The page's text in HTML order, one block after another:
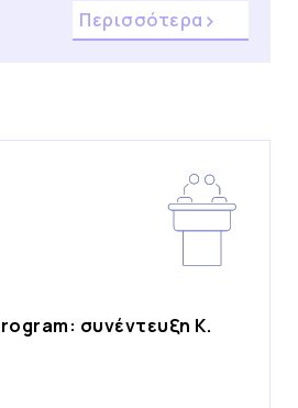
Περισσότερα
συνέντευξη Κ.